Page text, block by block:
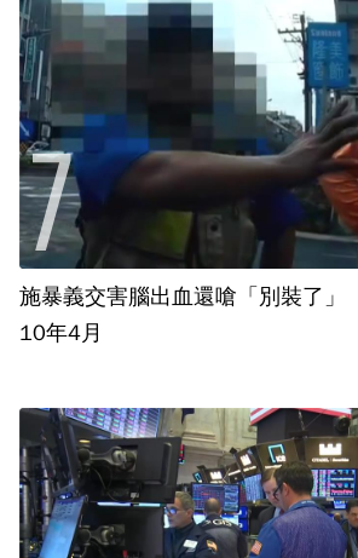
施暴義交害腦出血還嗆「別裝了
10年4月